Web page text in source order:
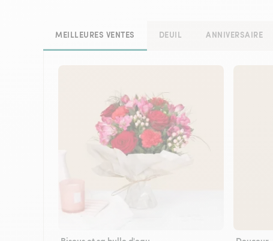
MEILLEURES VENTES DEUIL ANNIVERSAIRE